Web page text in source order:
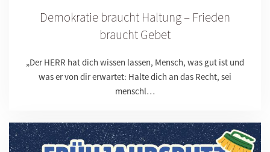
Demokratie braucht Haltung – Frieden
braucht Gebet
„Der HERR hat dich wissen lassen, Mensch, was gut ist und
was er von dir erwartet: Halte dich an das Recht, sei
menschl…